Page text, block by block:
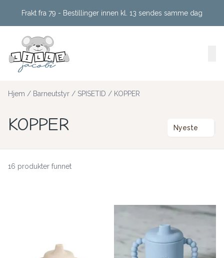
Frakt fra 79 - Bestillinger innen kl. 13 sendes samme dag
Hjem / Barneutstyr / SPISETID / KOPPER
KOPPER Nyeste
16 produkter funnet